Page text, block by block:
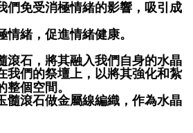
們免受消極情緒的影響，吸引成
緒，促進情緒健康。
滾石，將其融入我們自身的水晶
我們的祭壇上，以將其強化和紮
個空間。
髓滾石做金屬線編織，作為水晶